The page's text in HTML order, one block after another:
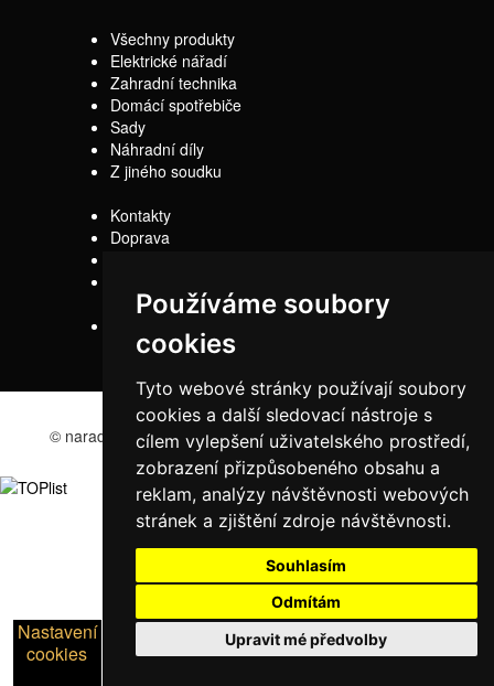
Používáme soubory
cookies
Tyto webové stránky používají soubory
cookies a další sledovací nástroje s
cílem vylepšení uživatelského prostředí,
zobrazení přizpůsobeného obsahu a
reklam, analýzy návštěvnosti webových
stránek a zjištění zdroje návštěvnosti.
Souhlasím
Odmítám
Upravit mé předvolby
Nastavení
cookies
Všechny produkty
Elektrické nářadí
Zahradní technika
Domácí spotřebiče
Sady
Náhradní díly
Z jiného soudku
Kontakty
Doprava
podmínky
© naradi-bd.cz 2016